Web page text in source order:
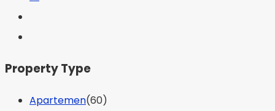
Property Type
Apartemen(60)